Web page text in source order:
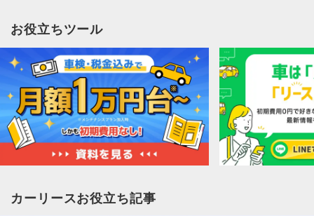
お役立ちツール
カーリースお役立ち記事